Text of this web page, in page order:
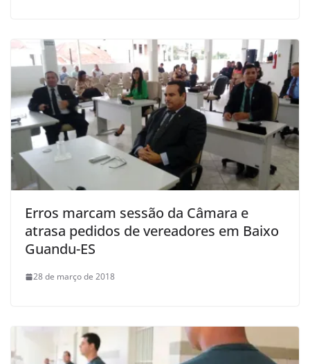
Erros marcam sessão da Câmara e
atrasa pedidos de vereadores em Baixo
Guandu-ES
28 de março de 2018